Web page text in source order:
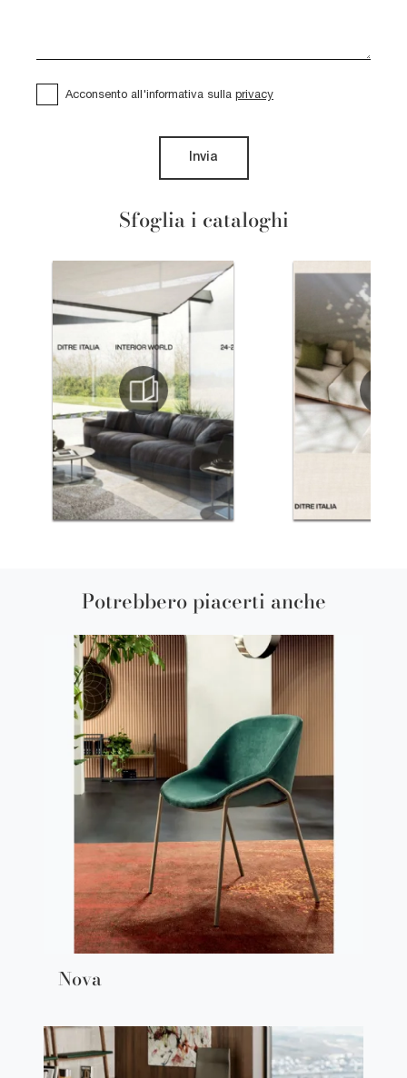
Sfoglia i cataloghi
Acconsento all'informativa sulla privacy
Invia
Potrebbero piacerti anche
Nova